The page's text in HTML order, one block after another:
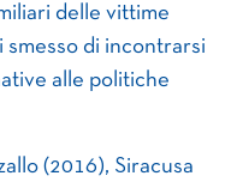
delle vittime
di incontrarsi
alle politiche
(2016), Siracusa